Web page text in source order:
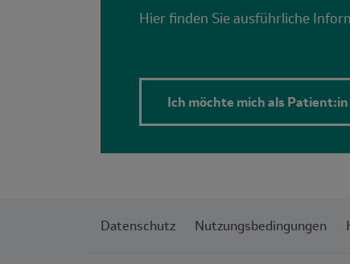
Hier finden Sie ausführliche
Ich möchte mich als
Datenschutz Nutzungsbedingungen